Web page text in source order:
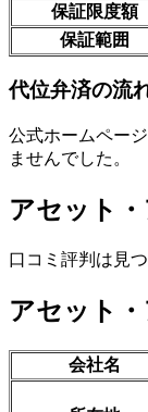
保証限度額
保証範囲
代位弁済の流
公式ホームペー
ませんでした。
アセット
口コミ評判は見
アセット
会社名